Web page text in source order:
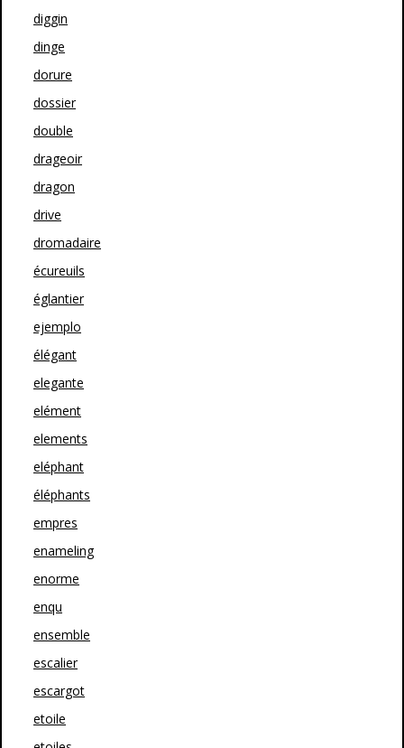
diggin
dinge
dorure
dossier
double
drageoir
dragon
drive
dromadaire
écureuils
églantier
ejemplo
élégant
elegante
elément
elements
eléphant
éléphants
empres
enameling
enorme
enqu
ensemble
escalier
escargot
etoile